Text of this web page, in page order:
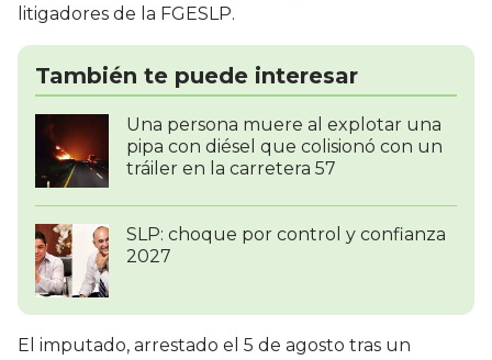
litigadores de la FGESLP.
También te puede interesar
Una persona muere al explotar una
pipa con diésel que colisionó con un
tráiler en la carretera 57
SLP: choque por control y confianza
2027
El imputado, arrestado el 5 de agosto tras un